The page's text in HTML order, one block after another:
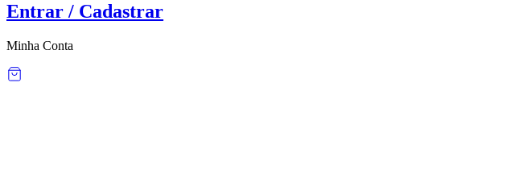
Entrar / Cadastrar
Minha Conta